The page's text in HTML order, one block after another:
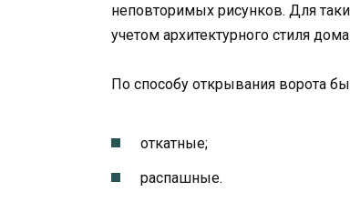
неповторимых рисунков. Для
учетом архитектурного стиля
По способу открывания ворота
откатные;
распашные.